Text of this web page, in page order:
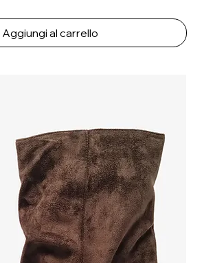
Aggiungi al carrello